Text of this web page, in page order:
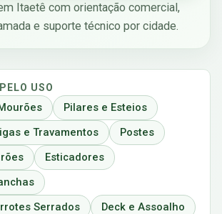
Itaetê com orientação comercial,
e suporte técnico por cidade.
USO
Pilares e Esteios
e Travamentos
Postes
Esticadores
Serrados
Deck e Assoalho